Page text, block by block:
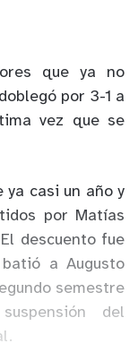
que ya no
por 3-1 a
vez que se
ya casi un año y
por Matías
descuento fue
a Augusto
semestre
del